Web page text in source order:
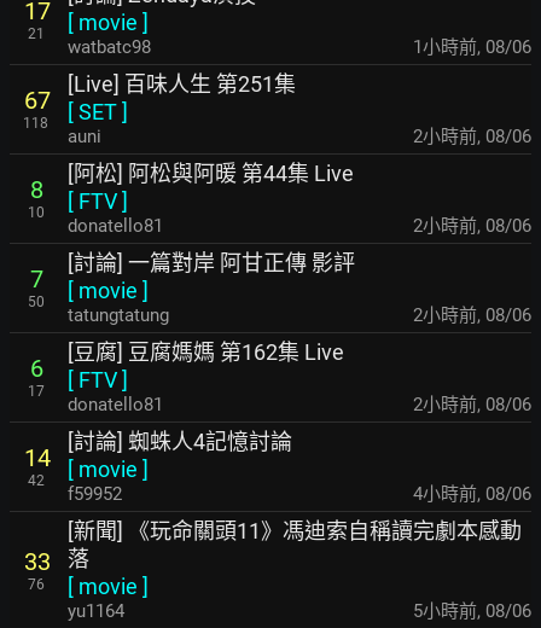
17
21
[ movie ]
watbatc98 1小時前, 08/06
67
118
[Live] 百味人生 第251集
[SET]
auni 2小時前, 08/06
8
10
[阿松] 阿松與阿暖 第44集 Live
[ FTV]
donatello81 2小時前, 08/06
7
50
[討論] 一篇對岸 阿甘正傳 影評
[ movie ]
tatungtatung 2小時前, 08/06
6
17
[豆腐] 豆腐媽媽 第162集 Live
[ FTV]
donatello81 2小時前, 08/06
14
42
[討論] 蜘蛛人4記憶討論
[ movie ]
f59952 4小時前, 08/06
33
76
[新聞] 《玩命關頭11》馮迪索自稱讀完劇本感動
落
[ movie ]
yu1164 5小時前, 08/06